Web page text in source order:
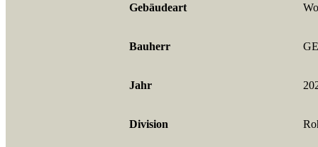
Gebäudeart
Bauherr
Jahr
Division